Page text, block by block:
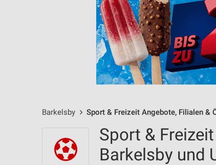
Barkelsby Sport & Freizeit Angebote, Filialen &
Sport &
Barkelsby und